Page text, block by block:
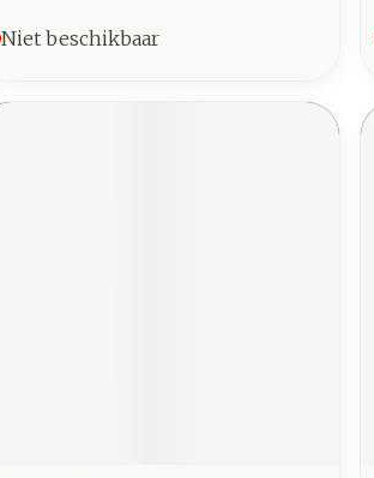
Niet beschikbaar